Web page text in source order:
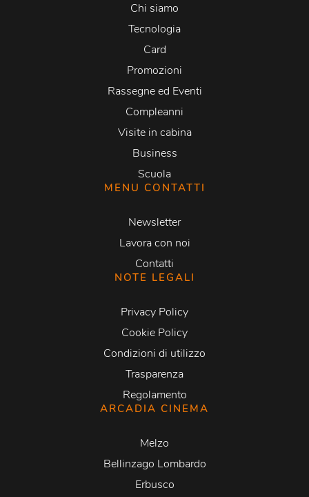
Chi siamo
Tecnologia
Card
Promozioni
Rassegne ed Eventi
Compleanni
Visite in cabina
Business
Scuola
MENU CONTATTI
Newsletter
Lavora con noi
Contatti
NOTE LEGALI
Privacy Policy
Cookie Policy
Condizioni di utilizzo
Trasparenza
Regolamento
ARCADIA CINEMA
Melzo
Bellinzago Lombardo
Erbusco